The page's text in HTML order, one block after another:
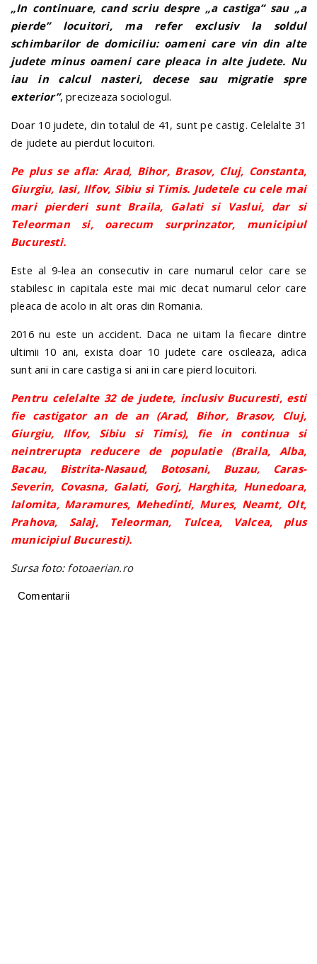
„In continuare, cand scriu despre „a castiga” sau „a
pierde” locuitori, ma refer exclusiv la soldul
schimbarilor de domiciliu: oameni care vin din alte
judete minus oameni care pleaca in alte judete. Nu
iau in calcul nasteri, decese sau migratie spre
exterior”, precizeaza sociologul.
Doar 10 judete, din totalul de 41, sunt pe castig. Celelalte 31
de judete au pierdut locuitori.
Pe plus se afla: Arad, Bihor, Brasov, Cluj, Constanta,
Giurgiu, Iasi, Ilfov, Sibiu si Timis. Judetele cu cele mai
mari pierderi sunt Braila, Galati si Vaslui, dar si
Teleorman si, oarecum surprinzator, municipiul
Bucuresti.
Este al 9-lea an consecutiv in care numarul celor care se
stabilesc in capitala este mai mic decat numarul celor care
pleaca de acolo in alt oras din Romania.
2016 nu este un accident. Daca ne uitam la fiecare dintre
ultimii 10 ani, exista doar 10 judete care oscileaza, adica
sunt ani in care castiga si ani in care pierd locuitori.
Pentru celelalte 32 de judete, inclusiv Bucuresti, esti
fie castigator an de an (Arad, Bihor, Brasov, Cluj,
Giurgiu, Ilfov, Sibiu si Timis), fie in continua si
neintrerupta reducere de populatie (Braila, Alba,
Bacau, Bistrita-Nasaud, Botosani, Buzau, Caras-
Severin, Covasna, Galati, Gorj, Harghita, Hunedoara,
Ialomita, Maramures, Mehedinti, Mures, Neamt, Olt,
Prahova, Salaj, Teleorman, Tulcea, Valcea, plus
municipiul Bucuresti).
Sursa foto: fotoaerian.ro
Comentarii